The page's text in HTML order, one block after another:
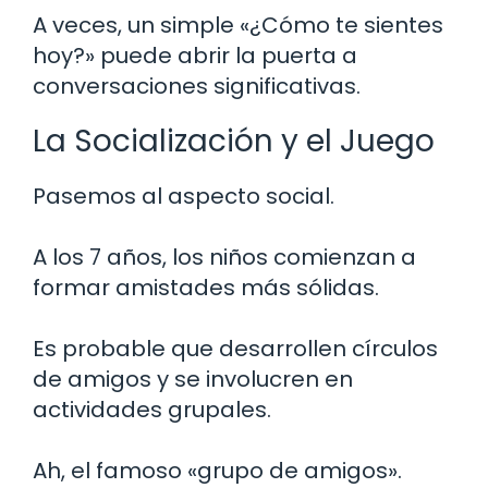
A veces, un simple «¿Cómo te sientes
hoy?» puede abrir la puerta a
conversaciones significativas.
La Socialización y el Juego
Pasemos al aspecto social.
A los 7 años, los niños comienzan a
formar amistades más sólidas.
Es probable que desarrollen círculos
de amigos y se involucren en
actividades grupales.
Ah, el famoso «grupo de amigos».